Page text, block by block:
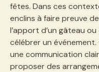
fêtes. Dans ces
enclins à faire preuve
l’apport d’un gâteau
célébrer un
une communication
proposer des